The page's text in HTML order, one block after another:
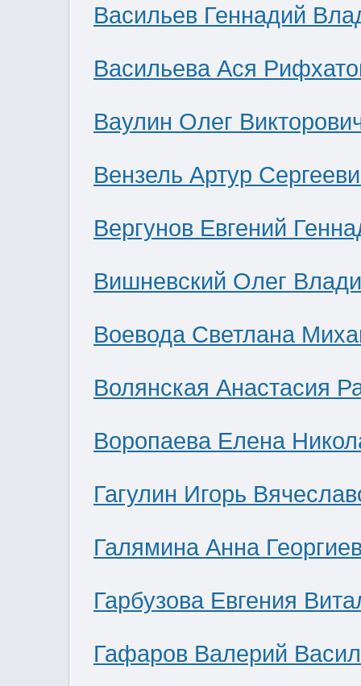
Васильев Геннадий
Васильева Ася
Ваулин Олег
Вензель Артур
Вергунов Евгений
Вишневский Олег
Воевода Светлана
Волянская Анастасия
Воропаева Елена
Гагулин Игорь
Галямина Анна
Гарбузова Евгения
Гафаров Валерий